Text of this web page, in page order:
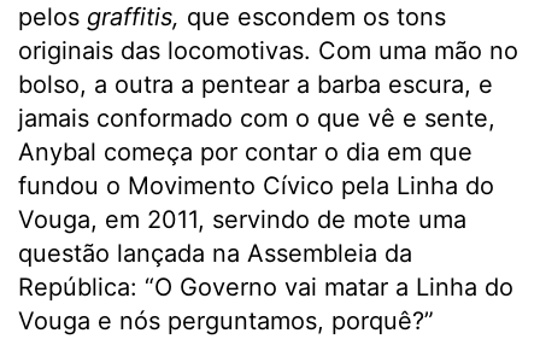
pelos graffitis, que escondem os tons
originais das locomotivas. Com uma mão no
bolso, a outra a pentear a barba escura, e
jamais conformado com o que vê e sente,
Anybal começa por contar o dia em que
fundou o Movimento Cívico pela Linha do
Vouga, em 2011, servindo de mote uma
questão lançada na Assembleia da
República: “O Governo vai matar a Linha do
Vouga e nós perguntamos, porquê?”